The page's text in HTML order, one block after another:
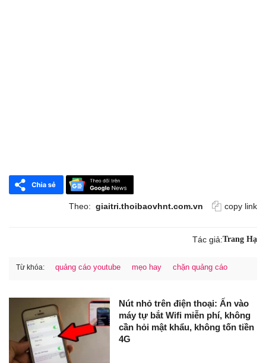
Theo: giaitri.thoibaovhnt.com.vn copy link
Tác giả:Trang Hạ
Từ khóa: quảng cáo youtube mẹo hay chặn quảng cáo
Nút nhỏ trên điện thoại: Ấn vào
máy tự bắt Wifi miễn phí, không
cần hỏi mật khẩu, không tốn tiền
4G